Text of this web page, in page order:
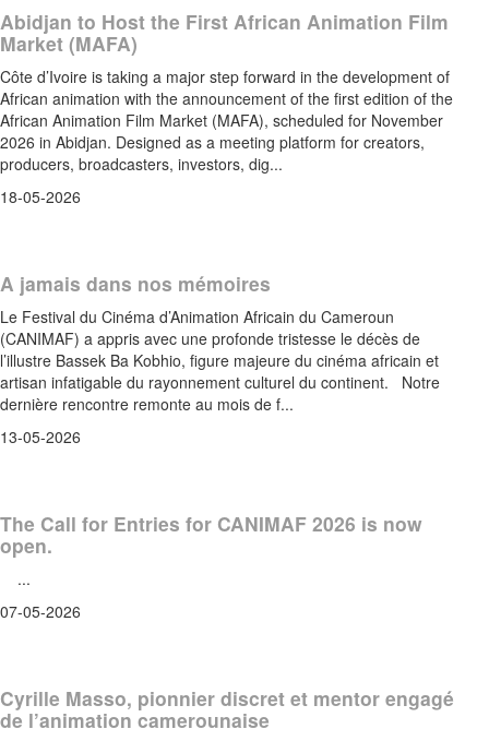
Abidjan to Host the First African Animation Film
Market (MAFA)
Côte d’Ivoire is taking a major step forward in the development of
African animation with the announcement of the first edition of the
African Animation Film Market (MAFA), scheduled for November
2026 in Abidjan. Designed as a meeting platform for creators,
producers, broadcasters, investors, dig...
18-05-2026
A jamais dans nos mémoires
Le Festival du Cinéma d’Animation Africain du Cameroun
(CANIMAF) a appris avec une profonde tristesse le décès de
l’illustre Bassek Ba Kobhio, figure majeure du cinéma africain et
artisan infatigable du rayonnement culturel du continent. Notre
dernière rencontre remonte au mois de f...
13-05-2026
The Call for Entries for CANIMAF 2026 is now
open.
...
07-05-2026
Cyrille Masso, pionnier discret et mentor engagé
de l’animation camerounaise